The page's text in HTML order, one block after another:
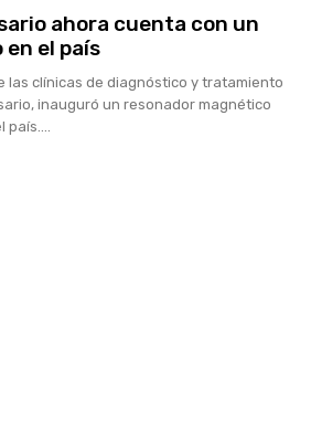
ahora cuenta con un
el país
las clínicas de diagnóstico y tratamiento
inauguró un resonador magnético